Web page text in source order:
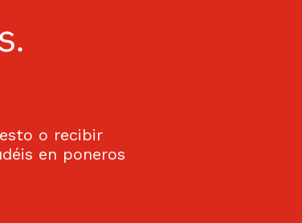
o recibir
en poneros